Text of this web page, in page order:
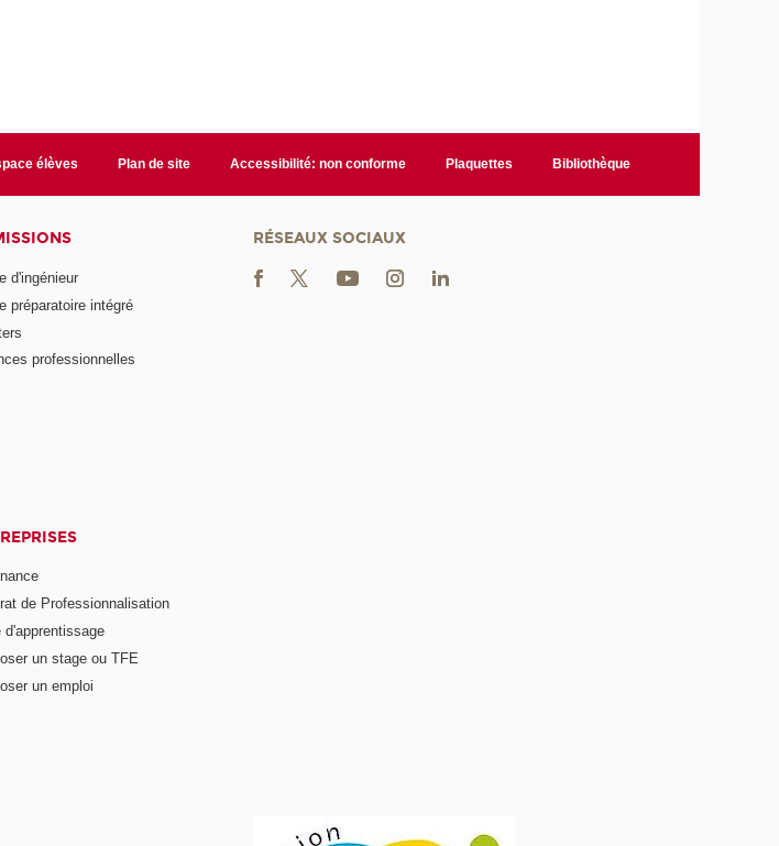
élèves Plan de site Accessibilité: non conforme Plaquettes Bibliothèque
d'ingénieur
préparatoire intégré
professionnelles
de Professionnalisation
d'apprentissage
un stage ou TFE
un emploi
RÉSEAUX SOCIAUX